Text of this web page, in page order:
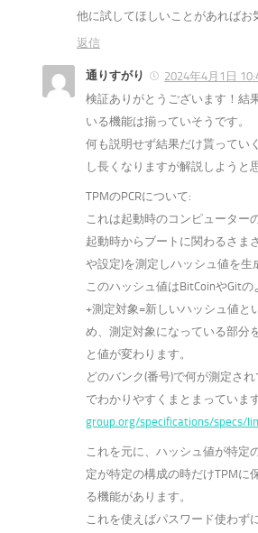
他に試してほしいことがあればお
返信
通りすがり
2024年4月1日
検証ありがとうございます！結
いる機能は揃っていそうです。
何も説明せず結果だけ貰ってい
し長くなりますが解説しようと
TPMのPCRについて:
これは起動時のコンピューター
起動時からブートに関わるさま
や設定)を測定しハッシュ値を生
このハッシュ値はBitCoinやGit
+測定対象=新しいハッシュ値と
め、測定対象になっている部分
と値が変わります。
どのバンク(番号)で何が測定さ
でわかりやすくまとまっていま
group.org/specifications/specs/
これを元に、ハッシュ値が特定
定が特定の構成の時だけTPMに
る機能があります。
これを使えばパスワード使わず